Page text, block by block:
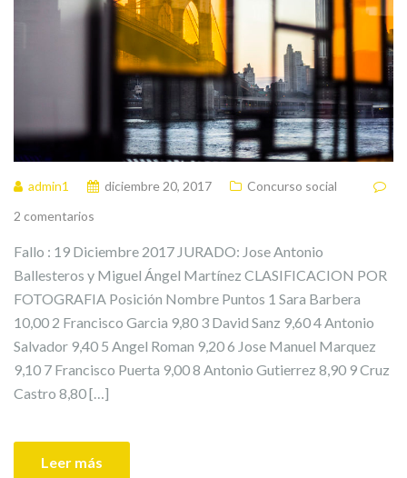
admin1 diciembre 20, 2017
Concurso social
2 comentarios
Fallo : 19 Diciembre 2017 JURADO: Jose Antonio
Ballesteros y Miguel Ángel Martínez CLASIFICACION POR
FOTOGRAFIA Posición Nombre Puntos 1 Sara Barbera
10,00 2 Francisco Garcia 9,80 3 David Sanz 9,60 4 Antonio
Salvador 9,40 5 Angel Roman 9,20 6 Jose Manuel Marquez
9,10 7 Francisco Puerta 9,00 8 Antonio Gutierrez 8,90 9 Cruz
Castro 8,80 […]
Leer más